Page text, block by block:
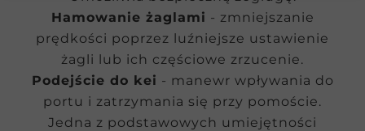
Hamowanie żaglami - zmniejszanie
prędkości poprzez luźniejsze ustawienie
żagli lub ich częściowe zrzucenie.
Podejście do kei - manewr wpływania do
portu i zatrzymania się przy pomoście.
Jedna z podstawowych umiejętności